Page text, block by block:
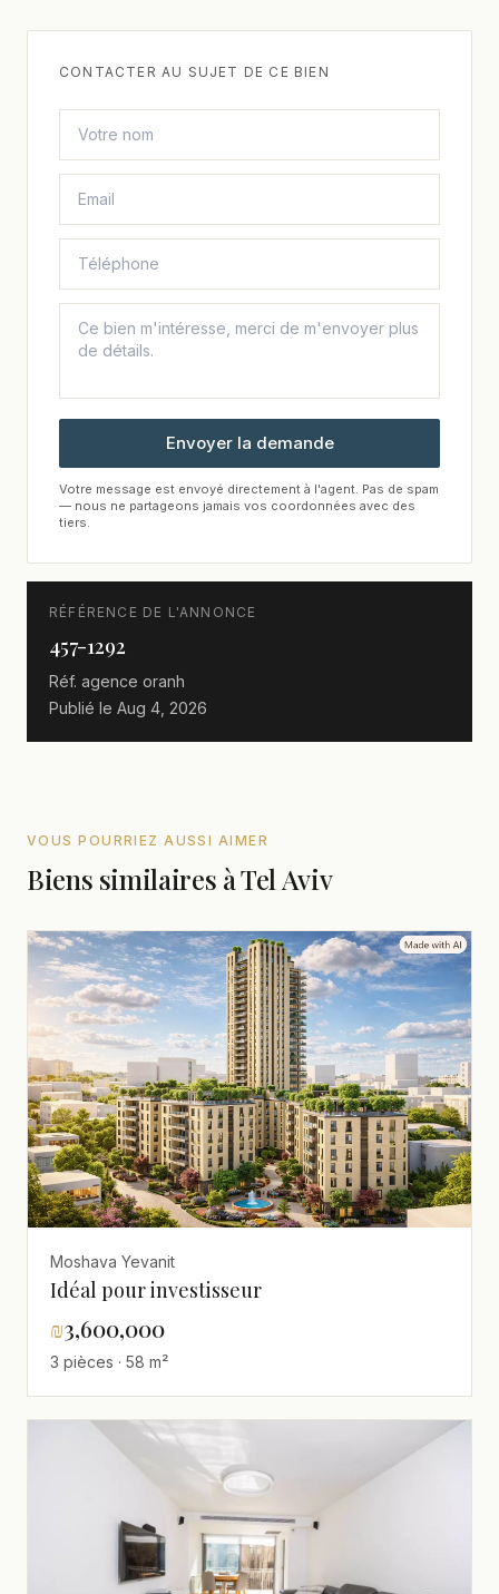
CONTACTER AU SUJET DE CE BIEN
Envoyer la demande
Votre message est envoyé directement à l'agent. Pas de spam
— nous ne partageons jamais vos coordonnées avec des
tiers.
RÉFÉRENCE DE L'ANNONCE
457-1292
Réf. agence oranh
Publié le Aug 4, 2026
VOUS POURRIEZ AUSSI AIMER
Biens similaires à Tel Aviv
Moshava Yevanit
Idéal pour investisseur
₪3,600,000
3 pièces · 58 m²